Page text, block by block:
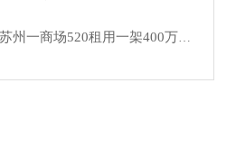
江苏苏州一商场520租用一架400万直升机